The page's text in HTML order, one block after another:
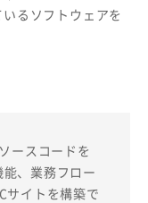
るソフトウェアを
ースコードを
、業務フロー
サイトを構築で